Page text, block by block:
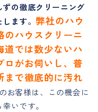
ずの徹底クリーニング
ます。 弊社のハウ
のハウスクリーニ
道では数少ないハ
ロがお伺いし、普
まで徹底的に汚れ
お客様は、この機会に
いです。